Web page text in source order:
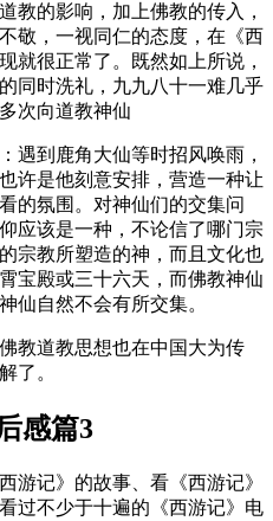
教的影响，加上佛教的传入，
敬，一视同仁的态度，在《西
就很正常了。
既然如上所说，
同时洗礼，九九八十一难几乎
次向道教神仙
遇到鹿角大仙等时招风唤雨，
许是他刻意安排，营造一种让
的氛围。 对神仙们的交集问
应该是一种，不论信了哪门宗
宗教所塑造的神，而且文化也
宝殿或三十六天，而佛教神仙
仙自然不会有所交集。
教道教思想也在中国大为传
了。
感篇3
游记》的故事、看《西游记》
过不少于十遍的《西游记》电